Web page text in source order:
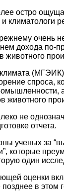
остро
климатологи
дохода
животного
спроса,
животного
не
отчета.
ученых за
которые
один
оценки
в этом